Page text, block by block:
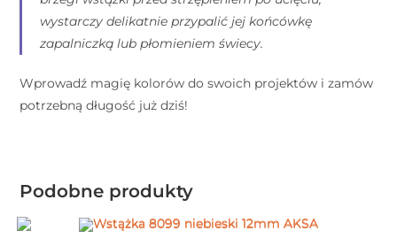
wystarczy delikatnie przypalić jej końcówkę
zapalniczką lub płomieniem świecy.
Wprowadź magię kolorów do swoich projektów i zamów
potrzebną długość już dziś!
Podobne produkty